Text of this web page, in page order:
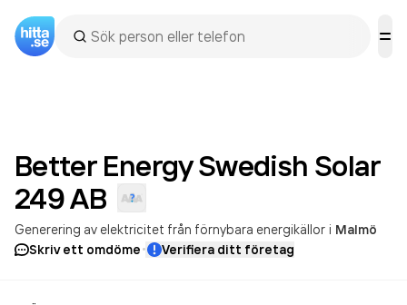
Better Energy Swedish Solar
249AB
Generering av elektricitet från förnybara energikällor i Malmö
Skriv ett omdöme· Verifiera ditt företag